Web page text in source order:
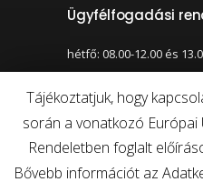
Ügyfélfogadási
hétfő: 08.00-12.00 és
szerda: 08.00-12.00 és
Nagy kontraszt váltása
Betűméret váltása
Tájékoztatjuk, hogy
során a vonatkozó Európai
Rendeletben foglalt
Bővebb információt az